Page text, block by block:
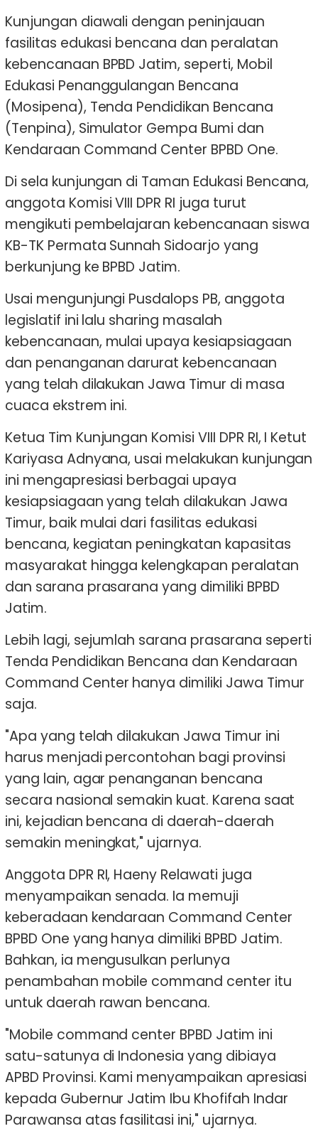
Kunjungan diawali dengan peninjauan
fasilitas edukasi bencana dan peralatan
kebencanaan BPBD Jatim, seperti, Mobil
Edukasi Penanggulangan Bencana
(Mosipena), Tenda Pendidikan Bencana
(Tenpina), Simulator Gempa Bumi dan
Kendaraan Command Center BPBD One.
Di sela kunjungan di Taman Edukasi Bencana,
anggota Komisi VIII DPR RI juga turut
mengikuti pembelajaran kebencanaan siswa
KB-TK Permata Sunnah Sidoarjo yang
berkunjung ke BPBD Jatim.
Usai mengunjungi Pusdalops PB, anggota
legislatif ini lalu sharing masalah
kebencanaan, mulai upaya kesiapsiagaan
dan penanganan darurat kebencanaan
yang telah dilakukan Jawa Timur di masa
cuaca ekstrem ini.
Ketua Tim Kunjungan Komisi VIII DPR RI, I Ketut
Kariyasa Adnyana, usai melakukan kunjungan
ini mengapresiasi berbagai upaya
kesiapsiagaan yang telah dilakukan Jawa
Timur, baik mulai dari fasilitas edukasi
bencana, kegiatan peningkatan kapasitas
masyarakat hingga kelengkapan peralatan
dan sarana prasarana yang dimiliki BPBD
Jatim.
Lebih lagi, sejumlah sarana prasarana seperti
Tenda Pendidikan Bencana dan Kendaraan
Command Center hanya dimiliki Jawa Timur
saja.
"Apa yang telah dilakukan Jawa Timur ini
harus menjadi percontohan bagi provinsi
yang lain, agar penanganan bencana
secara nasional semakin kuat. Karena saat
ini, kejadian bencana di daerah-daerah
semakin meningkat," ujarnya.
Anggota DPR RI, Haeny Relawati juga
menyampaikan senada. Ia memuji
keberadaan kendaraan Command Center
BPBD One yang hanya dimiliki BPBD Jatim.
Bahkan, ia mengusulkan perlunya
penambahan mobile command center itu
untuk daerah rawan bencana.
"Mobile command center BPBD Jatim ini
satu-satunya di Indonesia yang dibiaya
APBD Provinsi. Kami menyampaikan apresiasi
kepada Gubernur Jatim Ibu Khofifah Indar
Parawansa atas fasilitasi ini," ujarnya.